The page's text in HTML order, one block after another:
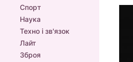
Спорт
Наука
Техно і зв'язок
Лайт
Зброя